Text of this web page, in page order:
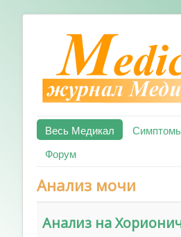
Весь Медикал
Форум
Анализ мочи
Анализ на